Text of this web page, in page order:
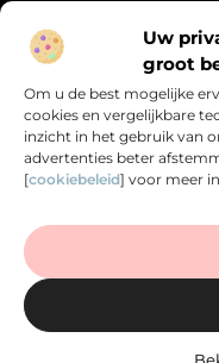
Uw
groot
Om u de best mogelijke
cookies en vergelijkbare
inzicht in het gebruik van
advertenties beter
[cookiebeleid] voor meer
Mooijwonen.nl laat
wonen. Inspirerende
en het
Onze informatie
Bericht categorie